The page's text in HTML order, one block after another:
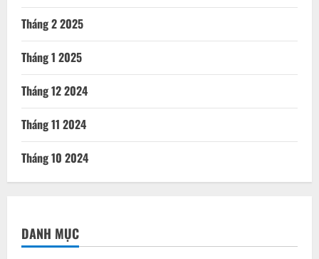
Tháng 2 2025
Tháng 1 2025
Tháng 12 2024
Tháng 11 2024
Tháng 10 2024
DANH MỤC